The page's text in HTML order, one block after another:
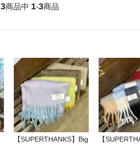
3商品中 1-3商品
【SUPERTHANKS】Big
【